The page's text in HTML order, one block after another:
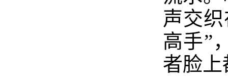
声交
高手”
者脸